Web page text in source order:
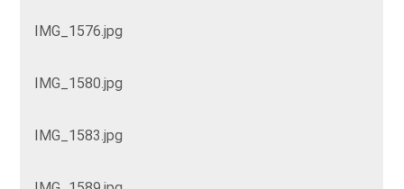
IMG_1576.jpg
IMG_1580.jpg
IMG_1583.jpg